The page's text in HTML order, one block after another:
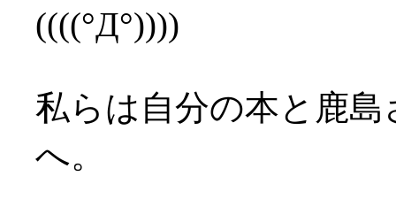
((((°Д°))))
私らは自分の本と鹿
へ。